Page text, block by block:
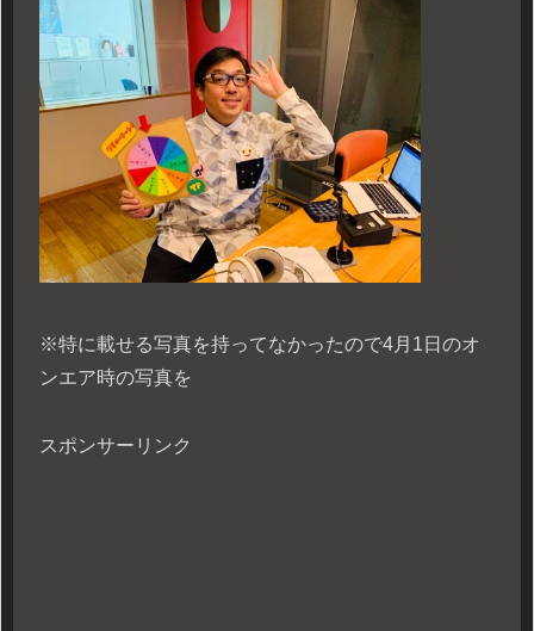
※特に載せる写真を持ってなかったので4月1日のオ
ンエア時の写真を
スポンサーリンク